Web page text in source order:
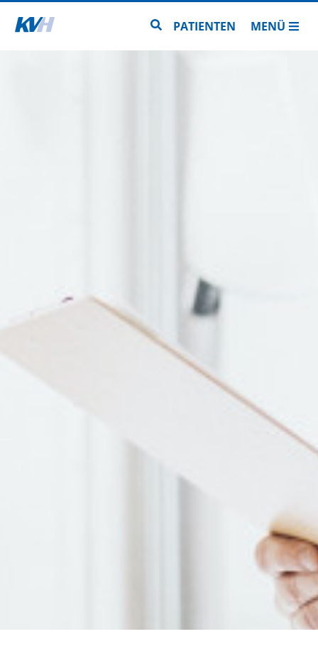
Zur Startseite Zur Seitensuche
PATIENTEN MENÜ